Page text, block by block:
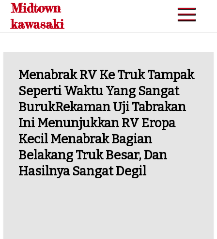
Skip
content
Midtown
kawasaki
Menabrak RV Ke Truk Tampak
Seperti Waktu Yang Sangat
BurukRekaman Uji Tabrakan
Ini Menunjukkan RV Eropa
Kecil Menabrak Bagian
Belakang Truk Besar, Dan
Hasilnya Sangat Degil